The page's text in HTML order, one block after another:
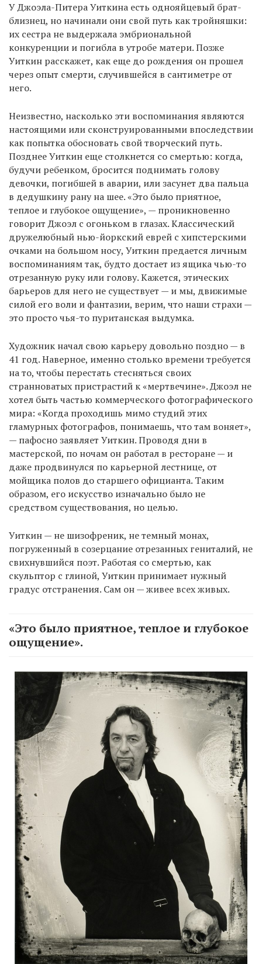
У Джоэла-Питера Уиткина есть однояйцевый брат-
близнец, но начинали они свой путь как тройняшки:
их сестра не выдержала эмбриональной
конкуренции и погибла в утробе матери. Позже
Уиткин расскажет, как еще до рождения он прошел
через опыт смерти, случившейся в сантиметре от
него.
Неизвестно, насколько эти воспоминания являются
настоящими или сконструированными впоследствии
как попытка обосновать свой творческий путь.
Позднее Уиткин еще столкнется со смертью: когда,
будучи ребенком, бросится поднимать голову
девочки, погибшей в аварии, или засунет два пальца
в дедушкину рану на шее. «Это было приятное,
теплое и глубокое ощущение», — проникновенно
говорит Джоэл с огоньком в глазах. Классический
дружелюбный нью-йоркский еврей с хипстерскими
очками на большом носу, Уиткин предается личным
воспоминаниям так, будто достает из ящика чью-то
отрезанную руку или голову. Кажется, этических
барьеров для него не существует — и мы, движимые
силой его воли и фантазии, верим, что наши страхи —
это просто чья-то пуританская выдумка.
Художник начал свою карьеру довольно поздно — в
41 год. Наверное, именно столько времени требуется
на то, чтобы перестать стесняться своих
странноватых пристрастий к «мертвечине». Джоэл не
хотел быть частью коммерческого фотографического
мира: «Когда проходишь мимо студий этих
гламурных фотографов, понимаешь, что там воняет»,
— пафосно заявляет Уиткин. Проводя дни в
мастерской, по ночам он работал в ресторане — и
даже продвинулся по карьерной лестнице, от
мойщика полов до старшего официанта. Таким
образом, его искусство изначально было не
средством существования, но целью.
Уиткин — не шизофреник, не темный монах,
погруженный в созерцание отрезанных гениталий, не
свихнувшийся поэт. Работая со смертью, как
скульптор с глиной, Уиткин принимает нужный
градус отстранения. Сам он — живее всех живых.
«Это было приятное, теплое и глубокое
ощущение».